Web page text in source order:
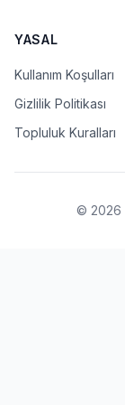
YASAL
Kullanım Koşulları
Gizlilik Politikası
Topluluk Kuralları
© 2026